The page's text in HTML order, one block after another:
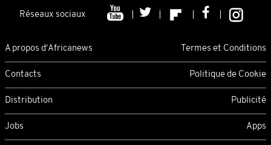
Réseaux sociaux
A propos d'Africanews Termes et Conditions
Contacts Politique de Cookie
Distribution Publicité
Jobs Apps